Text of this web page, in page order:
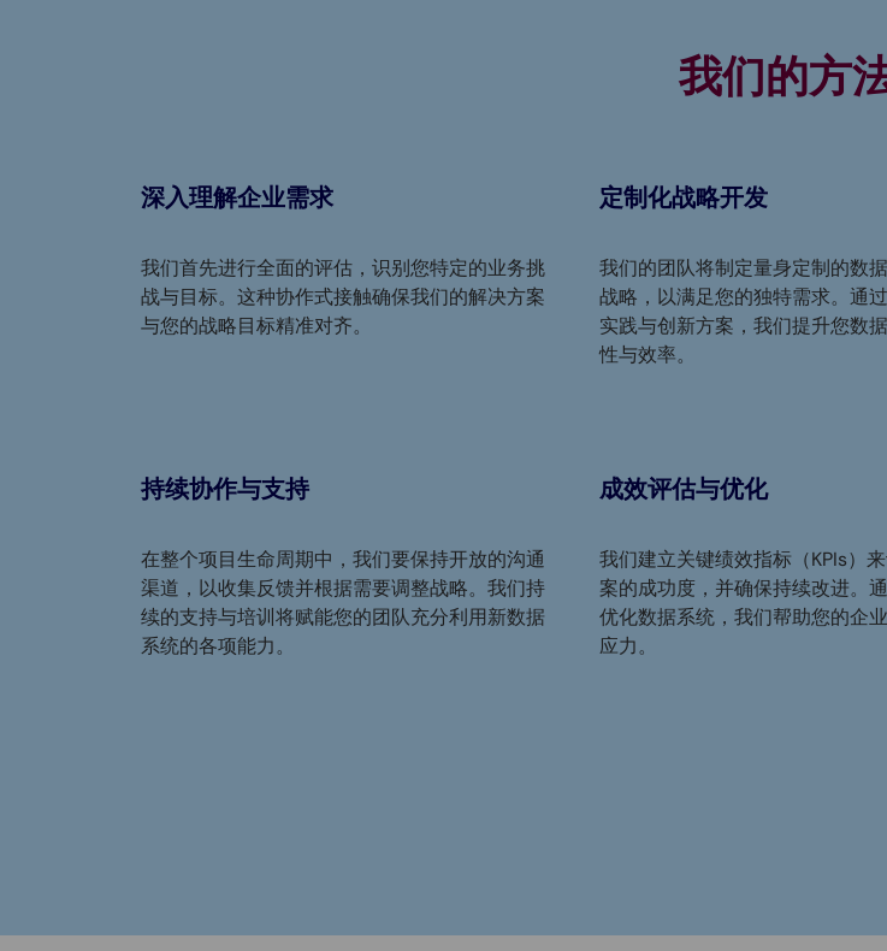
我们的方
深入理解企业需求
我们首先进行全面的评估，识别您特定的业务挑
战与目标。这种协作式接触确保我们的解决方案
与您的战略目标精准对齐。
定制化战略开发
我们的团队将制定量身定制的数
战略，以满足您的独特需求。通
实践与创新方案，我们提升您数
性与效率。
持续协作与支持
在整个项目生命周期中，我们要保持开放的沟通
渠道，以收集反馈并根据需要调整战略。我们持
续的支持与培训将赋能您的团队充分利用新数据
系统的各项能力。
成效评估与优化
我们建立关键绩效指标（KPIs）
案的成功度，并确保持续改进。
优化数据系统，我们帮助您的企
应力。